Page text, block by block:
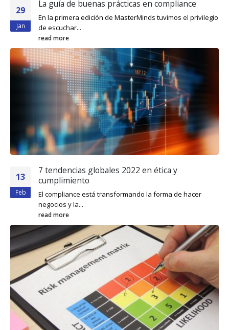
29
Jan
La guía de buenas prácticas en compliance
En la primera edición de MasterMinds tuvimos el privilegio
de escuchar...
read more
13
Feb
7 tendencias globales 2022 en ética y
cumplimiento
El compliance está transformando la forma de hacer
negocios y la...
read more